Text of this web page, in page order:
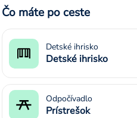
Čo máte po ceste
Detské ihrisko
Detské ihrisko
Odpočívadlo
Prístrešok